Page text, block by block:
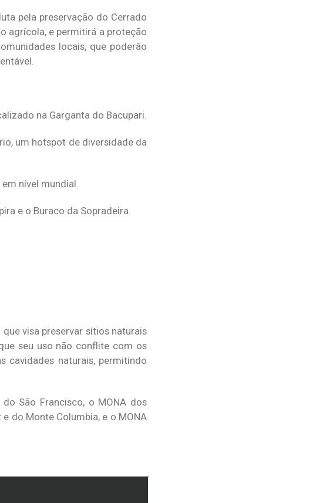
pela preservação do Cerrado
agrícola, e permitirá a proteção
locais, que poderão
na Garganta do Bacupari.
um hotspot de diversidade da
nível mundial.
e o Buraco da Sopradeira.
visa preservar sítios naturais
seu uso não conflite com os
cavidades naturais, permitindo
São Francisco, o MONA dos
do Monte Columbia, e o MONA